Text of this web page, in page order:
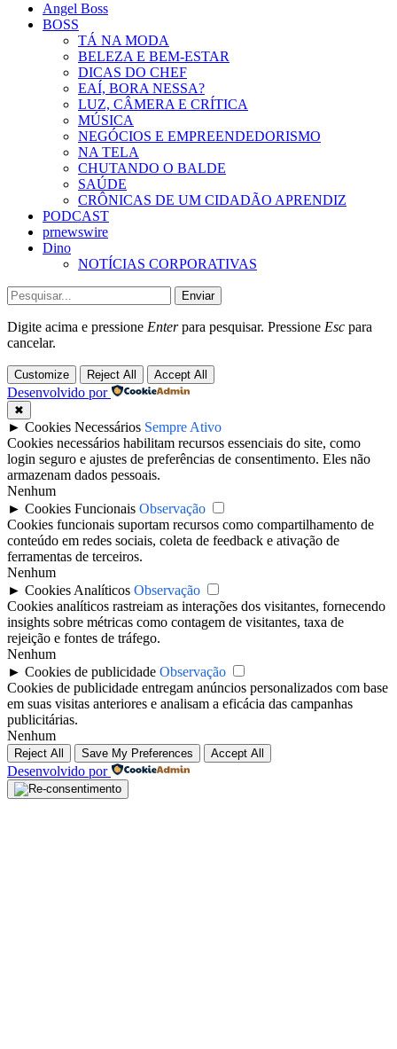
Angel Boss
BOSS
TÁ NA MODA
BELEZA E BEM-ESTAR
DICAS DO CHEF
EAÍ, BORA NESSA?
LUZ, CÂMERA E CRÍTICA
MÚSICA
NEGÓCIOS E EMPREENDEDORISMO
NA TELA
CHUTANDO O BALDE
SAÚDE
CRÔNICAS DE UM CIDADÃO APRENDIZ
PODCAST
prnewswire
Dino
NOTÍCIAS CORPORATIVAS
Enviar
Digite acima e pressione Enterpara pesquisar. Pressione Esc para
cancelar.
Customize Reject All Accept All
Desenvolvido por
✖
► Cookies Necessários Sempre Ativo
Cookies necessários habilitam recursos essenciais do site, como
login seguro e ajustes de preferências de consentimento. Eles não
armazenam dados pessoais.
Nenhum
► Cookies Funcionais Observação
Cookies funcionais suportam recursos como compartilhamento de
conteúdo em redes sociais, coleta de feedback e ativação de
ferramentas de terceiros.
Nenhum
► Cookies Analíticos Observação
Cookies analíticos rastreiam as interações dos visitantes, fornecendo
insights sobre métricas como contagem de visitantes, taxa de
rejeição e fontes de tráfego.
Nenhum
► Cookies de publicidade Observação
Cookies de publicidade entregam anúncios personalizados com base
em suas visitas anteriores e analisam a eficácia das campanhas
publicitárias.
Nenhum
Reject All Save My Preferences Accept All
Desenvolvido por